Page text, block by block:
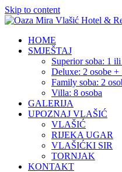
Skip to content
HOME
SMJEŠTAJ
Superior soba: 1
Deluxe: 2 osobe +
Family soba: 2
Villa: 8 osoba
GALERIJA
UPOZNAJ VLAŠIĆ
VLAŠIĆ
RIJEKA UGAR
VLAŠIĆKI SIR
TORNJAK
KONTAKT